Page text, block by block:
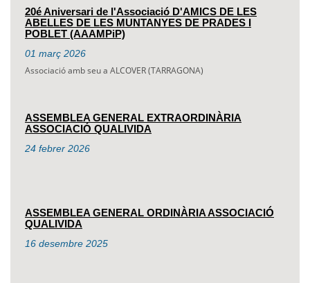
20é Aniversari de l'Associació D'AMICS DE LES
ABELLES DE LES MUNTANYES DE PRADES I
POBLET (AAAMPiP)
01 març 2026
Associació amb seu a ALCOVER (TARRAGONA)
ASSEMBLEA GENERAL EXTRAORDINÀRIA
ASSOCIACIÓ QUALIVIDA
24 febrer 2026
ASSEMBLEA GENERAL ORDINÀRIA ASSOCIACIÓ
QUALIVIDA
16 desembre 2025